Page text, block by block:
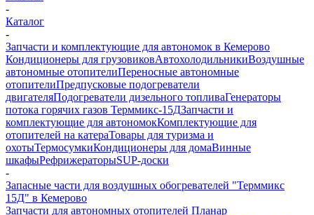
-
Каталог
-
Запчасти и комплектующие для автономок в Кемерово
Кондиционеры для грузовиковАвтохолодильникиВоздушные
автономные отопителиПереносные автономные
отопителиПредпусковые подогреватели
двигателяПодогреватели дизельного топливаГенераторы
потока горячих газов Терммикс-15ДЗапчасти и
комплектующие для автономокКомплектующие для
отопителей на катераТовары для туризма и
охотыТермосумкиКондиционеры для домаВинные
шкафыРефрижераторыSUP-доски
-
Запасные части для воздушных обогревателей "Терммикс
15Д" в Кемерово
Запчасти для автономных отопителей Планар